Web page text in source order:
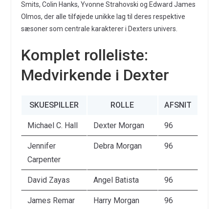
Smits, Colin Hanks, Yvonne Strahovski og Edward James
Olmos, der alle tilføjede unikke lag til deres respektive
sæsoner som centrale karakterer i Dexters univers.
Komplet rolleliste:
Medvirkende i Dexter
SKUESPILLER ROLLE AFSNIT
Michael C. Hall Dexter Morgan 96
Jennifer
Carpenter
Debra Morgan 96
David Zayas Angel Batista 96
James Remar Harry Morgan 96